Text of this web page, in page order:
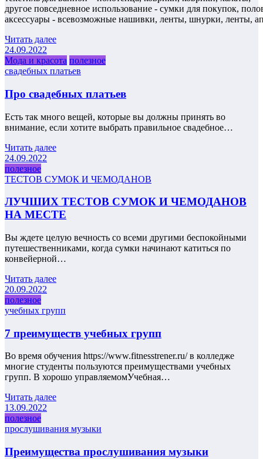
другое повседневное использование - сумки для покупок,
аксессуары - всевозможные нашивки, ленты, шнурки, ленты,
Читать далее
24.09.2022
Мода и красота полезное
свадебных платьев
Про свадебных платьев
Есть так много вещей, которые вы должны принять во
внимание, если хотите выбрать правильное свадебное…
Читать далее
24.09.2022
полезное
ТЕСТОВ СУМОК И ЧЕМОДАНОВ
ЛУЧШИХ ТЕСТОВ СУМОК И ЧЕМОДАНОВ
НА МЕСТЕ
Вы ждете целую вечность со всеми другими беспокойными
путешественниками, когда сумки начинают катиться по
конвейерной…
Читать далее
20.09.2022
полезное
учебных групп
7 преимуществ учебных групп
Во время обучения https://www.fitnesstrener.ru/ в колледже
многие студенты пользуются преимуществами учебных
групп. В хорошо управляемомУчебная…
Читать далее
13.09.2022
полезное
прослушивания музыки
Преимущества прослушивания музыки